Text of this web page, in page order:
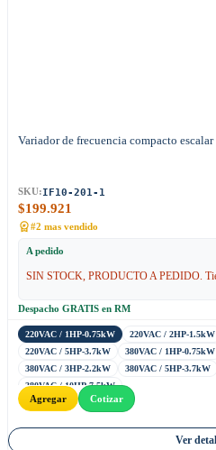
Variador de frecuencia compacto escalar
SKU:IF10-201-1
$199.921
#2 mas vendido
A pedido
SIN STOCK, PRODUCTO A PEDIDO.
Despacho GRATIS en RM
220VAC / 1HP-0.75kW 220VAC / 2HP-1.5kW
220VAC / 5HP-3.7kW
380VAC / 1HP-0.75kW
380VAC / 3HP-2.2kW
380VAC / 5HP-3.7kW
380VAC / 10HP-7.5kW
Agregar Cotizar
Ver